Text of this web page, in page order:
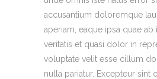
accusantium doloremque
aperiam, eaque ipsa quae
veritatis et quasi dolor in
voluptate velit esse cillum
nulla pariatur. Excepteur sint